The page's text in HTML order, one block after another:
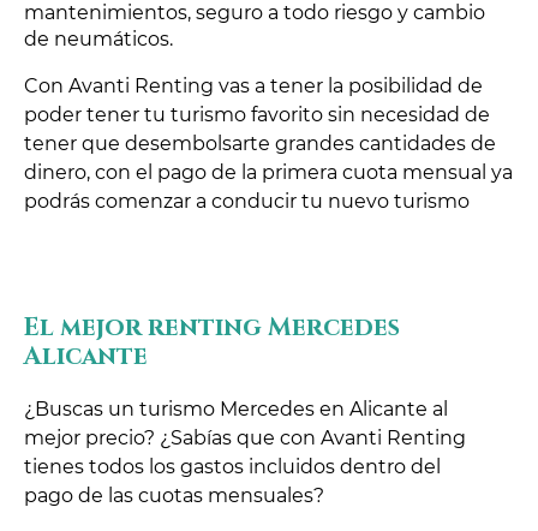
mantenimientos, seguro a todo riesgo y cambio
de neumáticos.
Con Avanti Renting vas a tener la posibilidad de
poder tener tu turismo favorito sin necesidad de
tener que desembolsarte grandes cantidades de
dinero, con el pago de la primera cuota mensual ya
podrás comenzar a conducir tu nuevo turismo
El mejor renting Mercedes
Alicante
¿Buscas un turismo Mercedes en Alicante al
mejor precio? ¿Sabías que con Avanti Renting
tienes todos los gastos incluidos dentro del
pago de las cuotas mensuales?